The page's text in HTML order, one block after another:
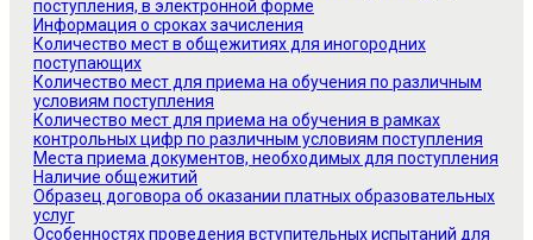
поступления, в электронной форме
Информация о сроках зачисления
Количество мест в общежитиях для иногородних
поступающих
Количество мест для приема на обучения по различным
условиям поступления
Количество мест для приема на обучения в рамках
контрольных цифр по различным условиям поступления
Места приема документов, необходимых для поступления
Наличие общежитий
Образец договора об оказании платных образовательных
услуг
Особенностях проведения вступительных испытаний для